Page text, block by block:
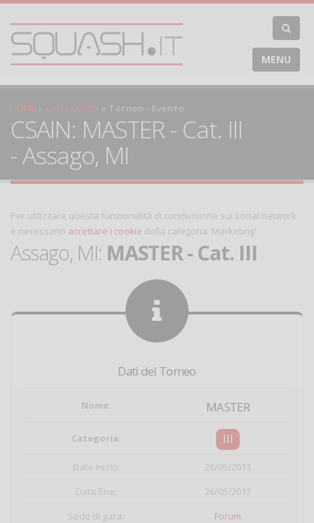
MENU
HOME CALENDARIO Torneo - Evento
CSAIN: MASTER - Cat. III
- Assago, MI
Per utilizzare questa funzionalità di condivisione sui social network
è necessario accettare i cookie della categoria 'Marketing'
Assago, MI: MASTER - Cat. III
Dati del Torneo
Nome: MASTER
Categoria: III
Data inizio:
26/05/2013
Data fine:
26/05/2013
Sede di gara:
Forum